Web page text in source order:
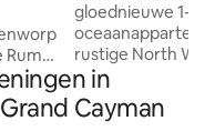
Rum
van
spa
gloednieuwe 1-
rustige North
grote retraite op
kamerhoge
Weber-grill en
in
Cayman